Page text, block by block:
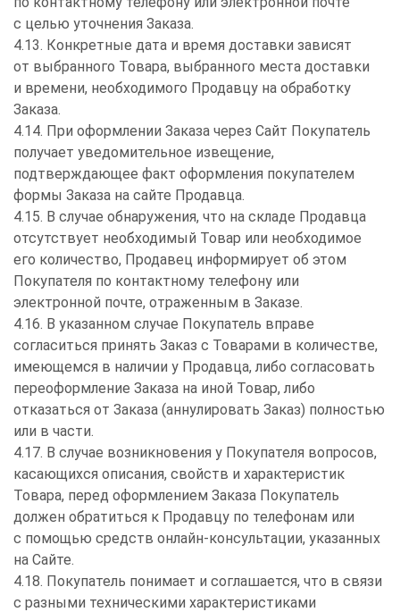
с целью уточнения Заказа.
4.13. Конкретные дата и время доставки зависят
от выбранного Товара, выбранного места доставки
и времени, необходимого Продавцу на обработку
Заказа.
4.14. При оформлении Заказа через Сайт Покупатель
получает уведомительное извещение,
подтверждающее факт оформления покупателем
формы Заказа на сайте Продавца.
4.15. В случае обнаружения, что на складе Продавца
отсутствует необходимый Товар или необходимое
его количество, Продавец информирует об этом
Покупателя по контактному телефону или
электронной почте, отраженным в Заказе.
4.16. В указанном случае Покупатель вправе
согласиться принять Заказ с Товарами в количестве,
имеющемся в наличии у Продавца, либо согласовать
переоформление Заказа на иной Товар, либо
отказаться от Заказа (аннулировать Заказ) полностью
или в части.
4.17. В случае возникновения у Покупателя вопросов,
касающихся описания, свойств и характеристик
Товара, перед оформлением Заказа Покупатель
должен обратиться к Продавцу по телефонам или
с помощью средств онлайн-консультации, указанных
на Сайте.
4.18. Покупатель понимает и соглашается, что в связи
с разными техническими характеристиками